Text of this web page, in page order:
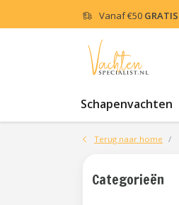
Vanaf€50 GRATIS
Schapenvachten
Terug naar home
Categorieën